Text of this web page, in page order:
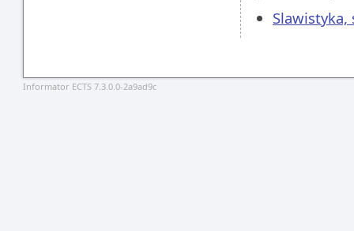
Informator ECTS 7.3.0.0-2a9ad9c